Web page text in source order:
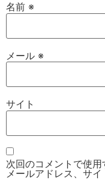
名前 ※
メール ※
サイト
次回のコメントで使用
メールアドレス、サイ